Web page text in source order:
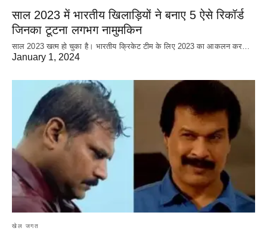
साल 2023 में भारतीय खिलाड़ियों ने बनाए 5 ऐसे रिकॉर्ड
जिनका टूटना लगभग नामुमकिन
साल 2023 खत्म हो चुका है। भारतीय क्रिकेट‌ टीम के लिए 2023 का आकलन कर…
January 1, 2024
खेल जगत